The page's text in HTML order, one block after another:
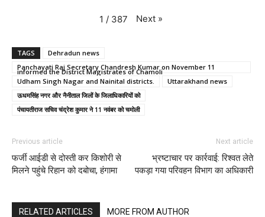
1 / 387 Next »
TAGS
Dehradun news
Panchayati Raj Secretary Chandresh Kumar on November 11
informed the District Magistrates of Chamoli
Udham Singh Nagar and Nainital districts.
Uttarakhand news
ऊधमसिंह नगर और नैनीताल जिलों के जिलाधिकारियों को
पंचायतीराज सचिव चंद्रेश कुमार ने 11 नवंबर को चमोली
Previous article
फर्जी आईडी से दोस्ती कर किशोरी से
मिलने पहुंचे रिहान को दबोचा, हंगामा
Next article
भ्रष्टाचार पर कार्रवाई: रिश्वत लेते
पकड़ा गया परिवहन विभाग का अधिकारी
RELATED ARTICLES MORE FROM AUTHOR